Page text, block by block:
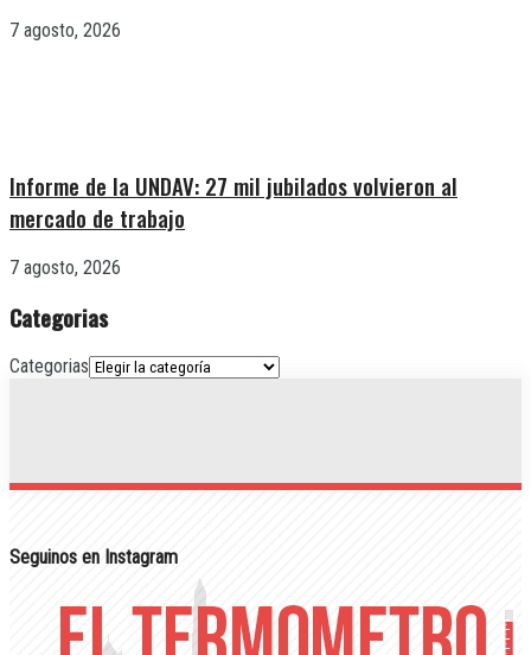
7 agosto, 2026
Informe de la UNDAV: 27 mil jubilados volvieron al
mercado de trabajo
7 agosto, 2026
Categorias
Categorias
Seguinos en Instagram